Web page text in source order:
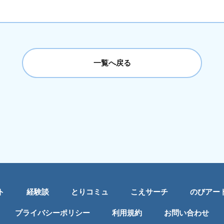
一覧へ戻る
経験談 とりコミュ こえサーチ のびアー
プライバシーポリシー 利用規約 お問い合わせ